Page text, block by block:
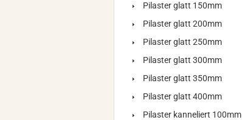
Pilaster glatt 150mm
Pilaster glatt 200mm
Pilaster glatt 250mm
Pilaster glatt 300mm
Pilaster glatt 350mm
Pilaster glatt 400mm
Pilaster kanneliert 100mm